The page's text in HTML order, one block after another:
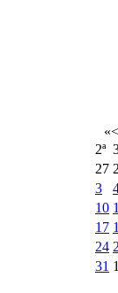
«<
2ª
27
3
10
17
24
31